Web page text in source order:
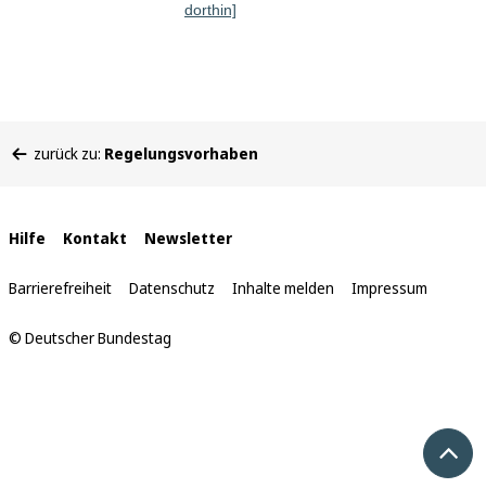
dorthin]
befinden
zurück zu: Regelungsvorhaben
Interne
Links
Hilfe Kontakt Newsletter
Barrierefreiheit Datenschutz Inhalte melden Impressum
© Deutscher Bundestag